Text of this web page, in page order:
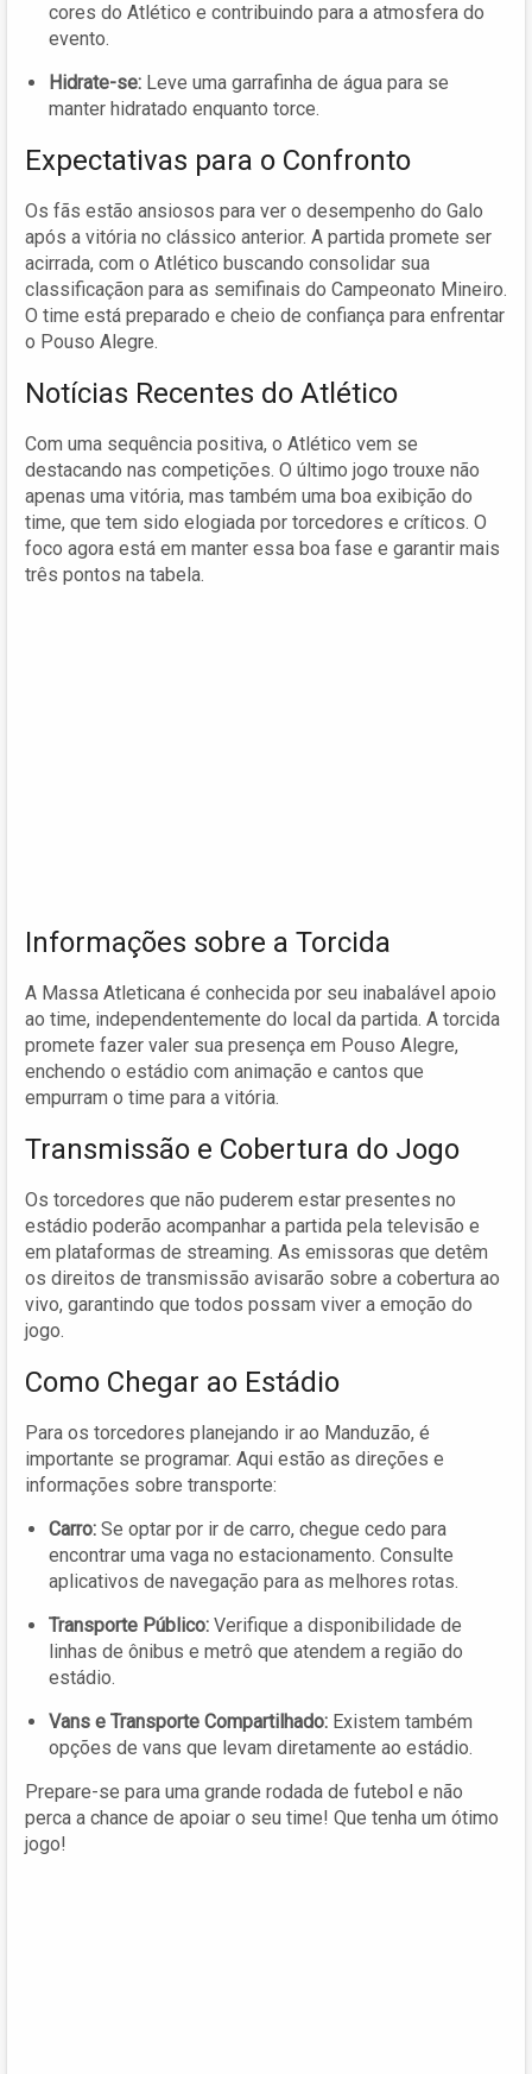
cores do Atlético e contribuindo para a atmosfera do
evento.
Hidrate-se: Leve uma garrafinha de água para se
manter hidratado enquanto torce.
Expectativas para o Confronto
Os fãs estão ansiosos para ver o desempenho do Galo
após a vitória no clássico anterior. A partida promete ser
acirrada, com o Atlético buscando consolidar sua
classificaçãon para as semifinais do Campeonato Mineiro.
O time está preparado e cheio de confiança para enfrentar
o Pouso Alegre.
Notícias Recentes do Atlético
Com uma sequência positiva, o Atlético vem se
destacando nas competições. O último jogo trouxe não
apenas uma vitória, mas também uma boa exibição do
time, que tem sido elogiada por torcedores e críticos. O
foco agora está em manter essa boa fase e garantir mais
três pontos na tabela.
Informações sobre a Torcida
A Massa Atleticana é conhecida por seu inabalável apoio
ao time, independentemente do local da partida. A torcida
promete fazer valer sua presença em Pouso Alegre,
enchendo o estádio com animação e cantos que
empurram o time para a vitória.
Transmissão e Cobertura do Jogo
Os torcedores que não puderem estar presentes no
estádio poderão acompanhar a partida pela televisão e
em plataformas de streaming. As emissoras que detêm
os direitos de transmissão avisarão sobre a cobertura ao
vivo, garantindo que todos possam viver a emoção do
jogo.
Como Chegar ao Estádio
Para os torcedores planejando ir ao Manduzão, é
importante se programar. Aqui estão as direções e
informações sobre transporte:
Carro: Se optar por ir de carro, chegue cedo para
encontrar uma vaga no estacionamento. Consulte
aplicativos de navegação para as melhores rotas.
Transporte Público: Verifique a disponibilidade de
linhas de ônibus e metrô que atendem a região do
estádio.
Vans e Transporte Compartilhado: Existem também
opções de vans que levam diretamente ao estádio.
Prepare-se para uma grande rodada de futebol e não
perca a chance de apoiar o seu time! Que tenha um ótimo
jogo!